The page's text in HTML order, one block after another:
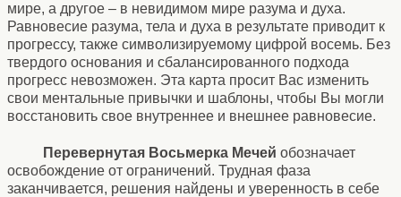
мире, а другое – в невидимом мире разума и духа.
Равновесие разума, тела и духа в результате приводит к
прогрессу, также символизируемому цифрой восемь. Без
твердого основания и сбалансированного подхода
прогресс невозможен. Эта карта просит Вас изменить
свои ментальные привычки и шаблоны, чтобы Вы могли
восстановить свое внутреннее и внешнее равновесие.
Перевернутая Восьмерка Мечей обозначает
освобождение от ограничений. Трудная фаза
заканчивается, решения найдены и уверенность в себе